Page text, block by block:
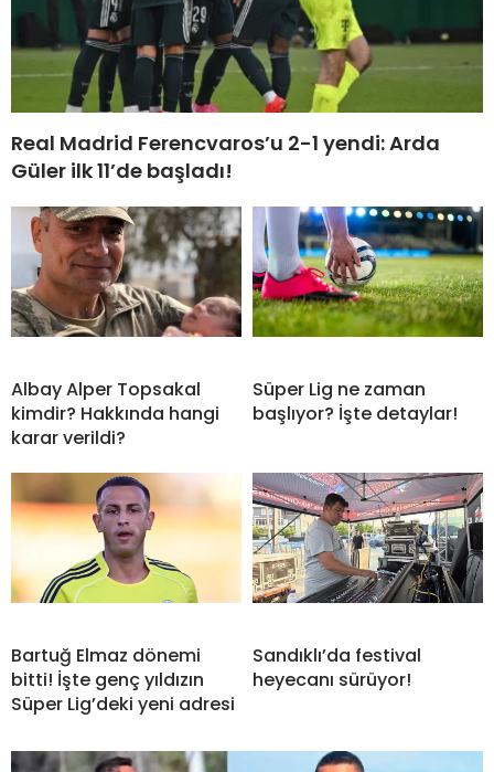
Real Madrid Ferencvaros’u 2-1 yendi: Arda
Güler ilk 11’de başladı!
Albay Alper Topsakal
kimdir? Hakkında hangi
karar verildi?
Süper Lig ne zaman
başlıyor? İşte detaylar!
Bartuğ Elmaz dönemi
bitti! İşte genç yıldızın
Süper Lig’deki yeni adresi
Sandıklı’da festival
heyecanı sürüyor!